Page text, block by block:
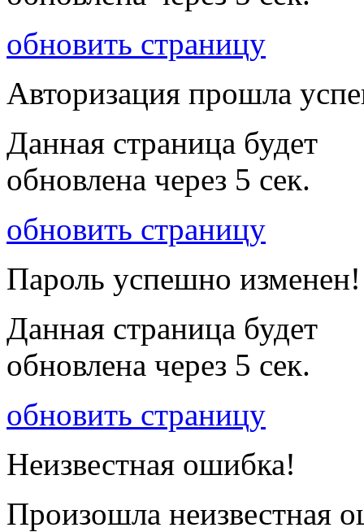
обновить страницу
Авторизация прошла
Данная страница будет
обновлена через 5 сек.
обновить страницу
Пароль успешно изменен!
Данная страница будет
обновлена через 5 сек.
обновить страницу
Неизвестная ошибка!
Произошла неизвестная